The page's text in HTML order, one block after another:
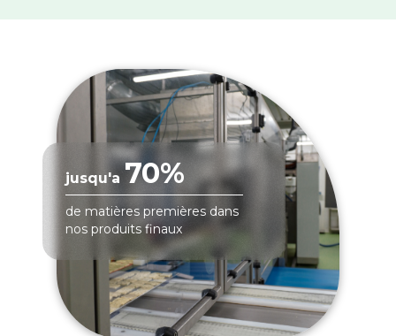
jusqu'a 70%
de matières premières dans
nos produits finaux